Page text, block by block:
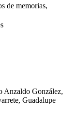
de memorias,
Anzaldo González,
Guadalupe